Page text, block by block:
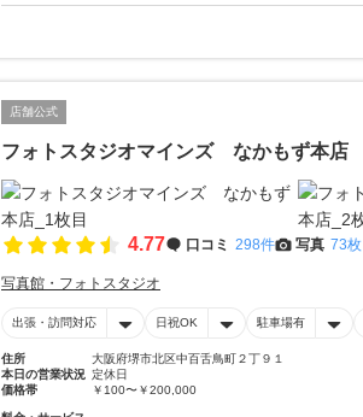
店舗公式
フォトスタジオマインズ なかもず本店
4.77 口コミ 298件 写真 73枚
写真館・フォトスタジオ
出張・訪問対応 日祝OK 駐車場有
住所
大阪府堺市北区中百舌鳥町２丁９１
本日の営業状況 定休日
価格帯
￥100〜￥200,000